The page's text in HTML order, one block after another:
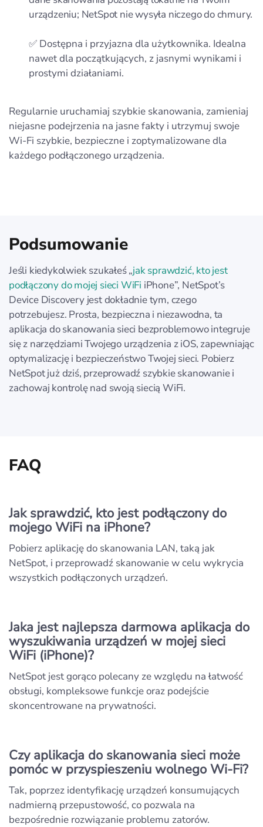
urządzeniu; NetSpot nie wysyła niczego do chmury.
✅ Dostępna i przyjazna dla użytkownika. Idealna
nawet dla początkujących, z jasnymi wynikami i
prostymi działaniami.
Regularnie uruchamiaj szybkie skanowania, zamieniaj
niejasne podejrzenia na jasne fakty i utrzymuj swoje
Wi‑Fi szybkie, bezpieczne i zoptymalizowane dla
każdego podłączonego urządzenia.
Podsumowanie
Jeśli kiedykolwiek szukałeś „jak sprawdzić, kto jest
podłączony do mojej sieci WiFi iPhone”, NetSpot’s
Device Discovery jest dokładnie tym, czego
potrzebujesz. Prosta, bezpieczna i niezawodna, ta
aplikacja do skanowania sieci bezproblemowo integruje
się z narzędziami Twojego urządzenia z iOS, zapewniając
optymalizację i bezpieczeństwo Twojej sieci. Pobierz
NetSpot już dziś, przeprowadź szybkie skanowanie i
zachowaj kontrolę nad swoją siecią WiFi.
FAQ
Jak sprawdzić, kto jest podłączony do
mojego WiFi na iPhone?
Pobierz aplikację do skanowania LAN, taką jak
NetSpot, i przeprowadź skanowanie w celu wykrycia
wszystkich podłączonych urządzeń.
Jaka jest najlepsza darmowa aplikacja do
wyszukiwania urządzeń w mojej sieci
WiFi (iPhone)?
NetSpot jest gorąco polecany ze względu na łatwość
obsługi, kompleksowe funkcje oraz podejście
skoncentrowane na prywatności.
Czy aplikacja do skanowania sieci może
pomóc w przyspieszeniu wolnego Wi-Fi?
Tak, poprzez identyfikację urządzeń konsumujących
nadmierną przepustowość, co pozwala na
bezpośrednie rozwiązanie problemu zatorów.